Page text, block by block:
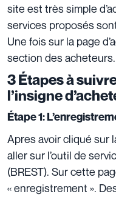
site est très simple
services proposés
Une fois sur la page
section des acheteurs.
3 Étapes à
l’insigne
Étape 1:
Apres avoir cliqué sur
aller sur l’outil de
(BREST). Sur cette
« enregistrement ».